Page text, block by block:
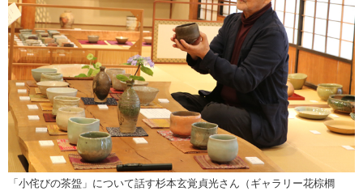
「小侘びの茶盌」について話す杉本玄覚貞光さん（ギャラリー花棕櫚